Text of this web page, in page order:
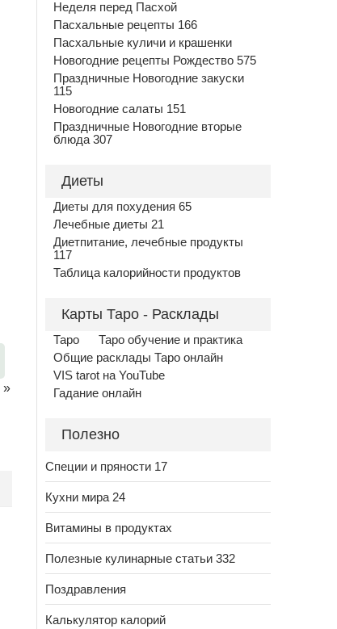
»
Неделя перед Пасхой
Пасхальные рецепты 166
Пасхальные куличи и крашенки
Новогодние рецепты Рождество 575
Праздничные Новогодние закуски
115
Новогодние салаты 151
Праздничные Новогодние вторые
блюда 307
Диеты
Диеты для похудения 65
Лечебные диеты 21
Диетпитание, лечебные продукты
117
Таблица калорийности продуктов
Карты Таро - Расклады
Таро
Таро обучение и практика
Общие расклады Таро онлайн
VIS tarot на YouTube
Гадание онлайн
Полезно
Специи и пряности 17
Кухни мира 24
Витамины в продуктах
Полезные кулинарные статьи 332
Поздравления
Калькулятор калорий